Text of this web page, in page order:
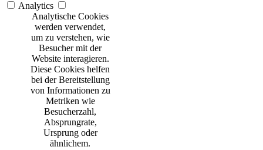
Analytics
Analytische Cookies
werden verwendet,
um zu verstehen, wie
Besucher mit der
Website interagieren.
Diese Cookies helfen
bei der Bereitstellung
von Informationen zu
Metriken wie
Besucherzahl,
Absprungrate,
Ursprung oder
ähnlichem.